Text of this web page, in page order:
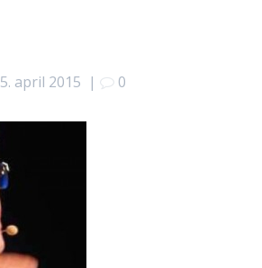
5. april 2015 | 0